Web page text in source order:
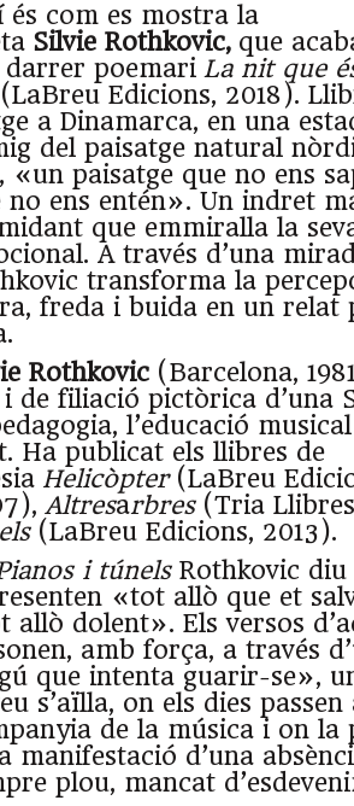
és com es mostra la
Silvie Rothkovic, que
darrer poemari La nit que
Edicions, 2018).
a Dinamarca, en una
del paisatge natural
«un paisatge que no ens
no ens entén». Un indret
que emmiralla la
A través d’una
transforma la
freda i buida en un relat
Rothkovic (Barcelona,
de filiació pictòrica d’una
l’educació
Ha publicat els llibres de
Helicòpter(LaBreu
Altresarbres(Tria
(LaBreu Edicions, 2013).
i túnelsRothkovic diu
«tot allò que et
allò dolent». Els versos
amb força, a través
que intenta guarir-se»,
s’aïlla, on els dies passen
de la música i on la
manifestació d’una
plou, mancat